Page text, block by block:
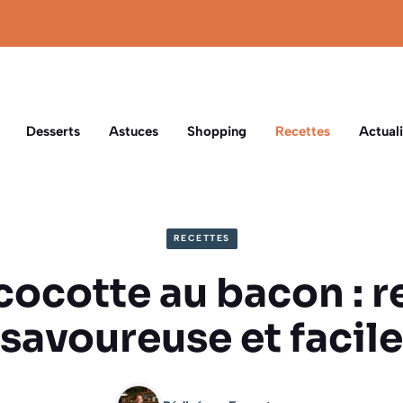
Desserts Astuces Shopping Recettes
RECETTES
au bacon :
savoureuse et facile